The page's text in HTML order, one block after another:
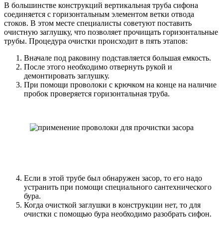
В большинстве конструкций вертикальная труба сифона
соединяется с горизонтальным элементом ветки отвода
стоков. В этом месте специалисты советуют поставить
очистную заглушку, что позволяет прочищать горизонтальные
трубы. Процедура очистки происходит в пять этапов:
Вначале под раковину подставляется большая емкость.
После этого необходимо отвернуть рукой и
демонтировать заглушку.
При помощи проволоки с крючком на конце на наличие
пробок проверяется горизонтальная труба.
Если в этой трубе был обнаружен засор, то его надо
устранить при помощи специального сантехнического
бура.
Когда очисткой заглушки в конструкции нет, то для
очистки с помощью бура необходимо разобрать сифон.